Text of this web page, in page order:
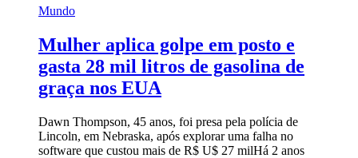
Mundo
Mulher aplica golpe em posto e
gasta 28 mil litros de gasolina de
graça nos EUA
Dawn Thompson, 45 anos, foi presa pela polícia de
Lincoln, em Nebraska, após explorar uma falha no
software que custou mais de R$ U$ 27 milHá 2 anos